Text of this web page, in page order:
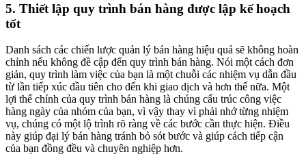
5. Thiết lập quy trình bán hàng được lập kế hoạch
tốt
Danh sách các chiến lược quản lý bán hàng hiệu quả sẽ không hoàn
chỉnh nếu không đề cập đến quy trình bán hàng. Nói một cách đơn
giản, quy trình làm việc của bạn là một chuỗi các nhiệm vụ dẫn đầu
từ lần tiếp xúc đầu tiên cho đến khi giao dịch và hơn thế nữa. Một
lợi thế chính của quy trình bán hàng là chúng cấu trúc công việc
hàng ngày của nhóm của bạn, vì vậy thay vì phải nhớ từng nhiệm
vụ, chúng có một lộ trình rõ ràng về các bước cần thực hiện. Điều
này giúp đại lý bán hàng tránh bỏ sót bước và giúp cách tiếp cận
của bạn đồng đều và chuyên nghiệp hơn.